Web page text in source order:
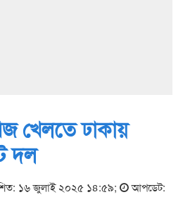
খেলতে ঢাকায়
দল
১৬ জুলাই ২০২৫ ১৪:৫৯;
আপডেট: